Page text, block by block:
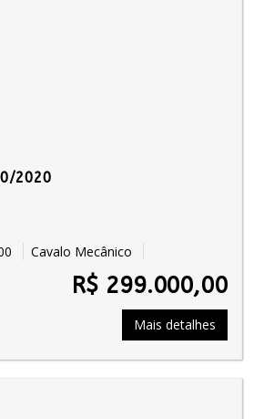
2020
Cavalo Mecânico
R$ 299.000,00
Mais detalhes